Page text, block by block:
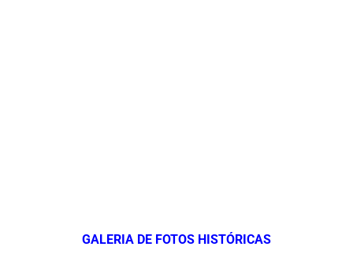
GALERIA DE FOTOS HISTÓRICAS